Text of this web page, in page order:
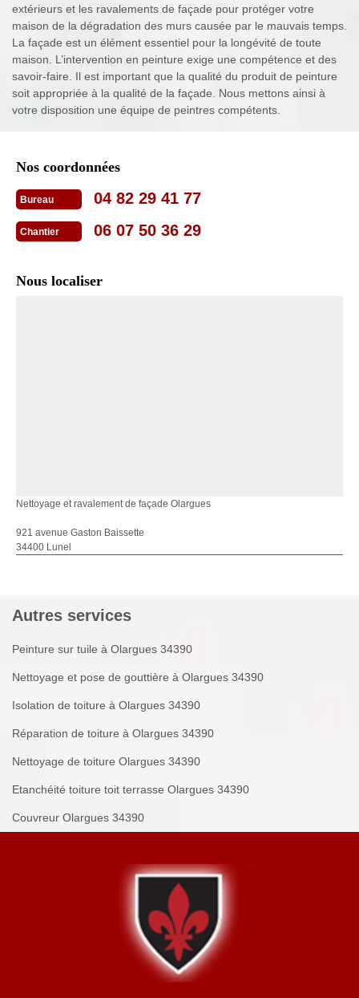
extérieurs et les ravalements de façade pour protéger votre
maison de la dégradation des murs causée par le mauvais temps.
La façade est un élément essentiel pour la longévité de toute
maison. L’intervention en peinture exige une compétence et des
savoir-faire. Il est important que la qualité du produit de peinture
soit appropriée à la qualité de la façade. Nous mettons ainsi à
votre disposition une équipe de peintres compétents.
Nos coordonnées
Bureau 04 82 29 41 77
Chantier 06 07 50 36 29
Nous localiser
Nettoyage et ravalement de façade Olargues
921 avenue Gaston Baissette
34400 Lunel
Autres services
Peinture sur tuile à Olargues 34390
Nettoyage et pose de gouttière à Olargues 34390
Isolation de toiture à Olargues 34390
Réparation de toiture à Olargues 34390
Nettoyage de toiture Olargues 34390
Etanchéité toiture toit terrasse Olargues 34390
Couvreur Olargues 34390